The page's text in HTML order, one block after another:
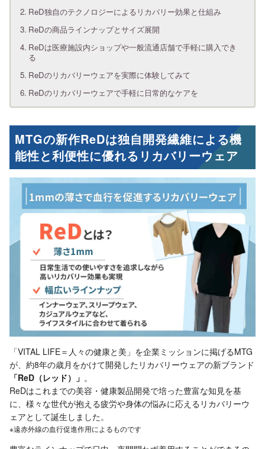
ReD独自のテクノロジーによるリカバリー効果と仕組み
ReDの商品ラインナップとサイズ展開
ReDは医療施設内ショップや一般流通店舗で手軽に購入でき
る
ReDのリカバリーウェアを実際に体験してみて
ReDのリカバリーウェアで手軽に日常的なケアを
MTGの新作ReDは独自開発繊維による機
能性と利便性に優れるリカバリーウェア
「VITAL LIFE＝人々の健康と美」を企業ミッションに掲げるMTG
が、約8年の歳月をかけて開発したリカバリーウェアの新ブランド
「ReD（レッド）」 。
ReDはこれまでの美容・健康製品開発で培った豊富な知見を基
に、様々な世代が抱える疲労や身体の悩みに応えるリカバリーウ
ェアとして誕生しました。
※遠赤外線の血行促進作用によるものです